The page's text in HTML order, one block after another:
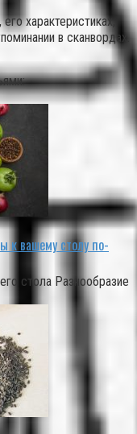
характеристиках,
в сканвордах.
к вашему столу по-
стола Разнообразие